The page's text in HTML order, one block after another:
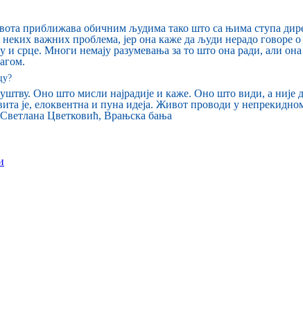
приближава обичним људима тако што са њима ступа
важних проблема, јер она каже да људи нерадо говоре
срце. Многи немају разумевања за то што она ради, али она
Оно што мисли најрадије и каже. Оно што види, а није
је, елоквентна и пуна идеја. Живот проводи у
Цветковић, Врањска бања